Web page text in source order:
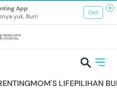
App
yuk, Bun!
Get
MOM'S LIFEPILIHAN